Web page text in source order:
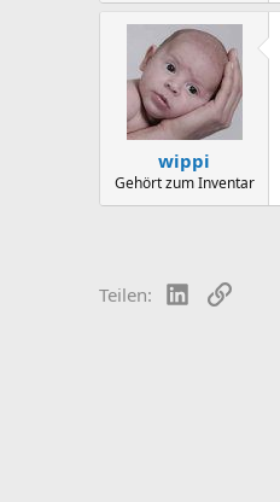
wippi
Gehört zum Inventar
Teilen: LinkedIn
Link